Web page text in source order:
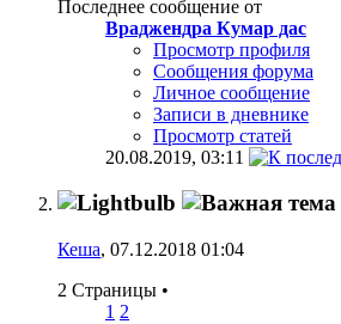
Последнее сообщение от
Враджендра Кумар дас
Просмотр профиля
Сообщения форума
Личное сообщение
Записи в дневнике
Просмотр статей
20.08.2019, 03:11
Кеша, 07.12.2018 01:04
2 Страницы •
1 2